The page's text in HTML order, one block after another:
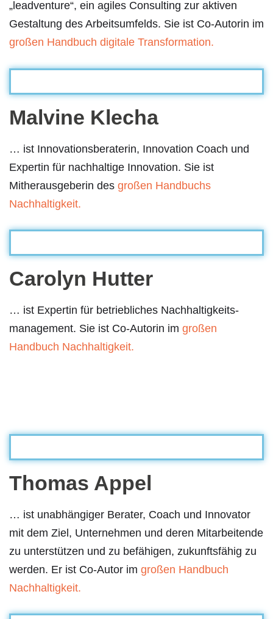
„leadventure“, ein agiles Consulting zur aktiven
Gestaltung des Arbeitsumfelds. Sie ist Co-Autorin im
großen Handbuch digitale Transformation.
Malvine Klecha
… ist Innovationsberaterin, Innovation Coach und
Expertin für nachhaltige Innovation. Sie ist
Mitherausgeberin des großen Handbuchs
Nachhaltigkeit.
Carolyn Hutter
… ist Expertin für betriebliches Nachhaltigkeits-
management. Sie ist Co-Autorin im großen
Handbuch Nachhaltigkeit.
Thomas Appel
… ist unabhängiger Berater, Coach und Innovator
mit dem Ziel, Unternehmen und deren Mitarbeitende
zu unterstützen und zu befähigen, zukunftsfähig zu
werden. Er ist Co-Autor im großen Handbuch
Nachhaltigkeit.